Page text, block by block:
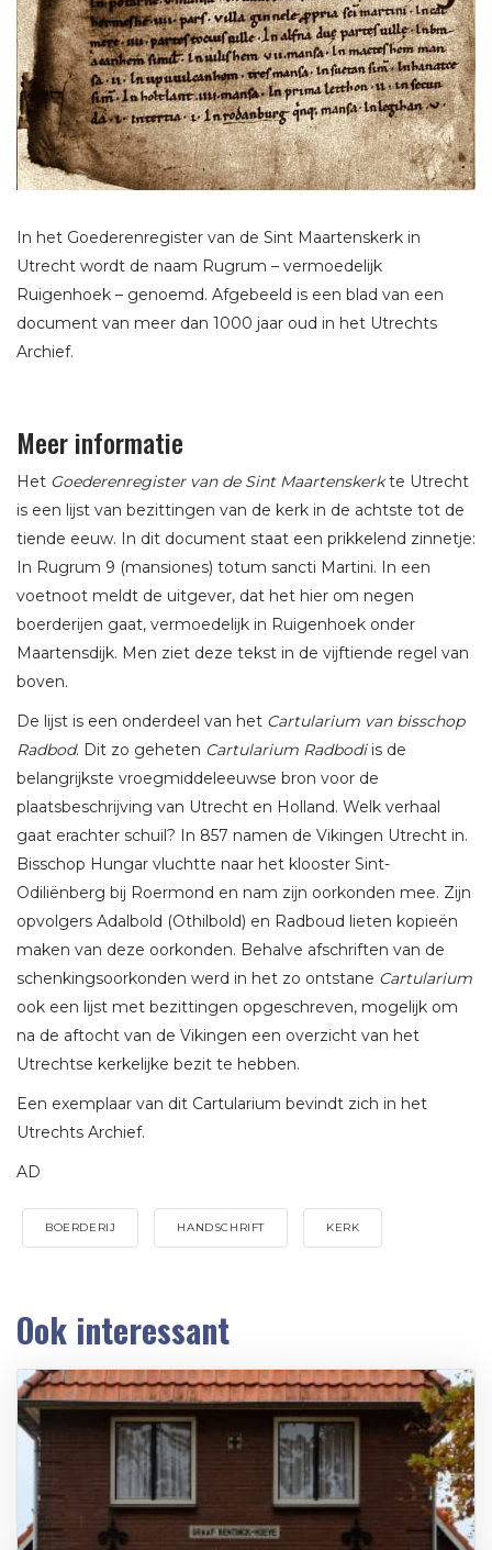
In het Goederenregister van de Sint Maartenskerk in
Utrecht wordt de naam Rugrum – vermoedelijk
Ruigenhoek – genoemd. Afgebeeld is een blad van een
document van meer dan 1000 jaar oud in het Utrechts
Archief.
Meer informatie
Het Goederenregister van de Sint Maartenskerkte Utrecht
is een lijst van bezittingen van de kerk in de achtste tot de
tiende eeuw. In dit document staat een prikkelend zinnetje:
In Rugrum 9 (mansiones) totum sancti Martini. In een
voetnoot meldt de uitgever, dat het hier om negen
boerderijen gaat, vermoedelijk in Ruigenhoek onder
Maartensdijk. Men ziet deze tekst in de vijftiende regel van
boven.
De lijst is een onderdeel van het Cartularium van bisschop
Radbod. Dit zo geheten Cartularium Radbodiis de
belangrijkste vroegmiddeleeuwse bron voor de
plaatsbeschrijving van Utrecht en Holland. Welk verhaal
gaat erachter schuil? In 857 namen de Vikingen Utrecht in.
Bisschop Hungar vluchtte naar het klooster Sint-
Odiliënberg bij Roermond en nam zijn oorkonden mee. Zijn
opvolgers Adalbold (Othilbold) en Radboud lieten kopieën
maken van deze oorkonden. Behalve afschriften van de
schenkingsoorkonden werd in het zo ontstane Cartularium
ook een lijst met bezittingen opgeschreven, mogelijk om
na de aftocht van de Vikingen een overzicht van het
Utrechtse kerkelijke bezit te hebben.
Een exemplaar van dit Cartularium bevindt zich in het
Utrechts Archief.
AD
BOERDERIJ HANDSCHRIFT KERK
Ook interessant